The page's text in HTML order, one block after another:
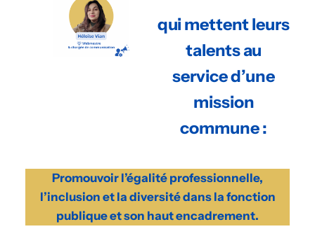
qui mettent leurs
talents au
service d’une
mission
commune :
Promouvoir l’égalité professionnelle,
l’inclusion et la diversité dans la fonction
publique et son haut encadrement.